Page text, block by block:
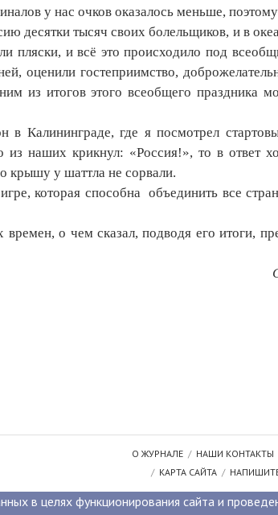
у нас очков оказалось меньше,
десятки тысяч своих болельщиков, и в
пляски, и всё это происходило под
оценили гостеприимство,
из итогов этого всеобщего праздника
Калининграде, где я посмотрел
наших крикнул: «Россия!», то в ответ
крышу у шаттла не сорвали.
которая способна объединить все
о чем сказал, подводя его итоги,
О ЖУРНАЛЕ НАШИ КОНТАКТЫ
КАРТА САЙТА
в целях функционирования сайта и